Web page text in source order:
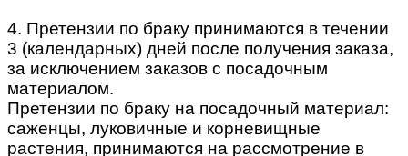
4. Претензии по браку принимаются в течении
3 (календарных) дней после получения заказа,
за исключением заказов с посадочным
материалом.
Претензии по браку на посадочный материал:
саженцы, луковичные и корневищные
растения, принимаются на рассмотрение в